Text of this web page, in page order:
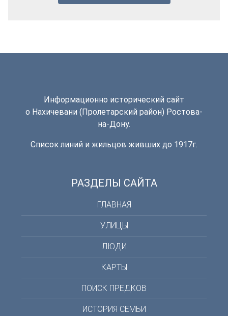
Информационно исторический сайт
о Нахичевани (Пролетарский район) Ростова-
на-Дону.
Список линий и жильцов живших до 1917г.
РАЗДЕЛЫ САЙТА
ГЛАВНАЯ
УЛИЦЫ
ЛЮДИ
КАРТЫ
ПОИСК ПРЕДКОВ
ИСТОРИЯ СЕМЬИ